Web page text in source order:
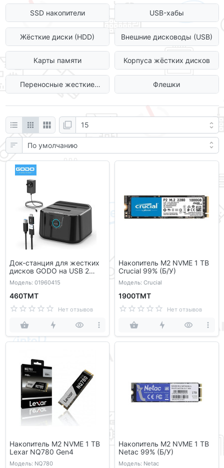
SSD накопители USB-хабы
Жёсткие диски (HDD) Внешние дисководы (USB)
Карты памяти Корпуса жёстких дисков
Переносные жесткие
диски (USB)
Флешки
Док-станция для жестких
дисков GODO на USB 2
порта
Модель: 01960415
460ТМТ
Нет отзывов
Накопитель M2 NVME 1 TB
Crucial 99% (Б/У)
Модель: Crucial
1900ТМТ
Нет отзывов
Накопитель M2 NVME 1 TB
Lexar NQ780 Gen4
Модель: NQ780
Накопитель M2 NVME 1 TB
Netac 99% (Б/У)
Модель: Netac